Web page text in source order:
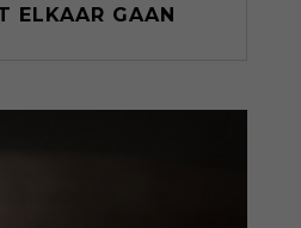
ELKAAR GAAN